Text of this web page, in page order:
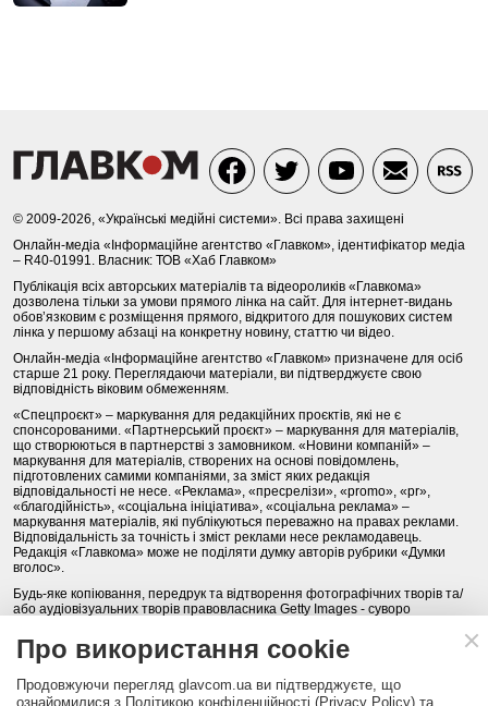
© 2009-2026, «Українські медійні системи». Всі права захищені
Онлайн-медіа «Інформаційне агентство «Главком», ідентифікатор медіа
– R40-01991. Власник: ТОВ «Хаб Главком»
Публікація всіх авторських матеріалів та відеороликів «Главкома»
дозволена тільки за умови прямого лінка на сайт. Для інтернет-видань
обов’язковим є розміщення прямого, відкритого для пошукових систем
лінка у першому абзаці на конкретну новину, статтю чи відео.
Онлайн-медіа «Інформаційне агентство «Главком» призначене для осіб
старше 21 року. Переглядаючи матеріали, ви підтверджуєте свою
відповідність віковим обмеженням.
«Спецпроєкт» – маркування для редакційних проєктів, які не є
спонсорованими. «Партнерський проєкт» – маркування для матеріалів,
що створюються в партнерстві з замовником. «Новини компаній» –
маркування для матеріалів, створених на основі повідомлень,
підготовлених самими компаніями, за зміст яких редакція
відповідальності не несе. «Реклама», «пресрелізи», «promo», «pr»,
«благодійність», «соціальна ініціатива», «соціальна реклама» –
маркування матеріалів, які публікуються переважно на правах реклами.
Відповідальність за точність і зміст реклами несе рекламодавець.
Редакція «Главкома» може не поділяти думку авторів рубрики «Думки
вголос».
Будь-яке копіювання, передрук та відтворення фотографічних творів та/
або аудіовізуальних творів правовласника Getty Images - суворо
Політика конфіденційності (Privacy Policy). Правила сайту
КОНТАКТИ НАША КОМАНДА АРХІВ
Про використання cookie
Продовжуючи перегляд glavcom.ua ви підтверджуєте, що
ознайомилися з Політикою конфіденційності (Privacy Policy) та